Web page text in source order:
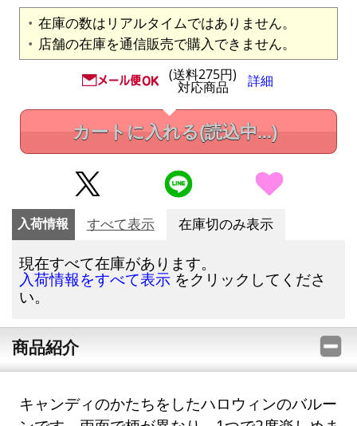
在庫の数はリアルタイムではありません。
店舗の在庫を通信販売で購入できません。
(送料275円)
対応商品 詳細
カートに入れる(読込中...)
入荷情報 すべて表示 在庫切のみ表示
現在すべて在庫があります。
入荷情報をすべて表示 をクリックしてくださ
い。
商品紹介
キャンディのかたちをしたハロウィンのバルー